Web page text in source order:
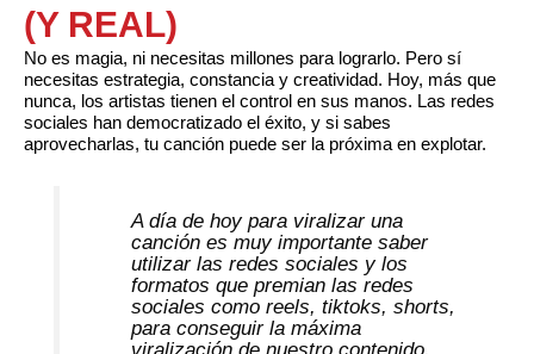
(Y REAL)
No es magia, ni necesitas millones para lograrlo. Pero sí
necesitas estrategia, constancia y creatividad. Hoy, más que
nunca, los artistas tienen el control en sus manos. Las redes
sociales han democratizado el éxito, y si sabes
aprovecharlas, tu canción puede ser la próxima en explotar.
A día de hoy para viralizar una
canción es muy importante saber
utilizar las redes sociales y los
formatos que premian las redes
sociales como reels, tiktoks, shorts,
para conseguir la máxima